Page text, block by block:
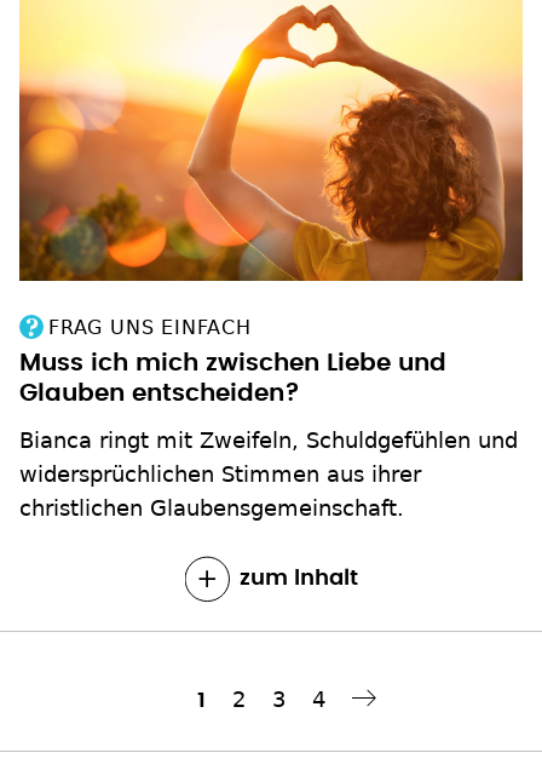
FRAG UNS EINFACH
Muss ich mich zwischen Liebe und
Glauben entscheiden?
Bianca ringt mit Zweifeln, Schuldgefühlen und
widersprüchlichen Stimmen aus ihrer
christlichen Glaubensgemeinschaft.
zum Inhalt
Aktuelle
1 Seite
2 Seite
3 Seite
4
››